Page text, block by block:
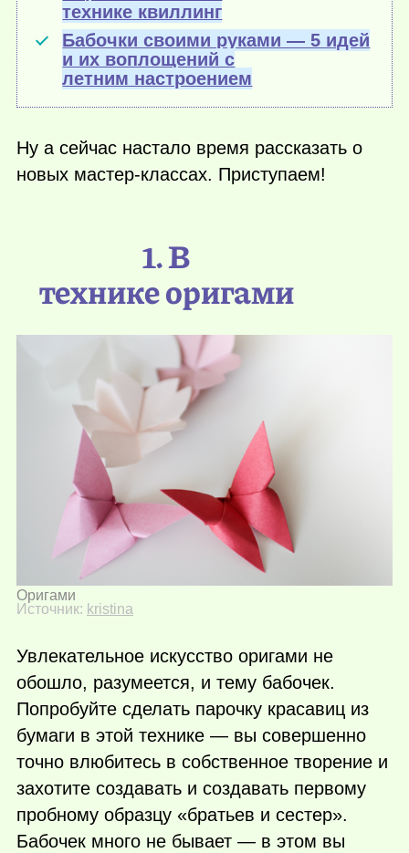
технике квиллинг
Бабочки своими руками — 5 идей
и их воплощений с
летним настроением
Ну а сейчас настало время рассказать о
новых мастер-классах. Приступаем!
1. В
технике оригами
Оригами
Источник: kristina
Увлекательное искусство оригами не
обошло, разумеется, и тему бабочек.
Попробуйте сделать парочку красавиц из
бумаги в этой технике — вы совершенно
точно влюбитесь в собственное творение и
захотите создавать и создавать первому
пробному образцу «братьев и сестер».
Бабочек много не бывает — в этом вы